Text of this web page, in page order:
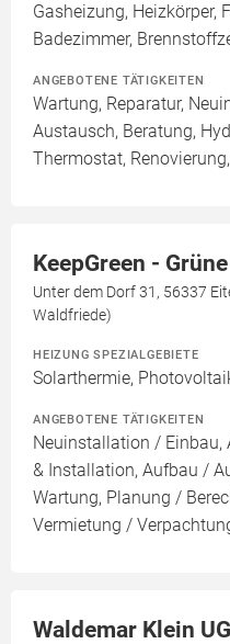
Gasheizung, Heizkörper,
Badezimmer,
ANGEBOTENE TÄTIGKEITEN
Wartung, Reparatur,
Austausch, Beratung,
Thermostat,
KeepGreen -
Unter dem Dorf 31, 56337
Waldfriede)
HEIZUNG SPEZIALGEBIETE
Solarthermie,
ANGEBOTENE TÄTIGKEITEN
Neuinstallation / Einbau,
& Installation, Aufbau /
Wartung, Planung /
Vermietung /
Waldemar Klein UG